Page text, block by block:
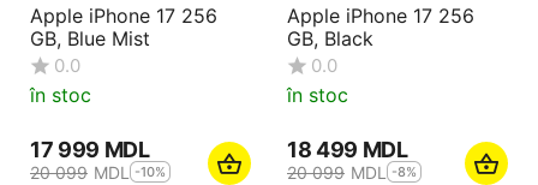
Apple iPhone 17 256
GB, Blue Mist
0.0
în stoc
17 999 MDL
20 099 MDL -10%
Apple iPhone 17 256
GB, Black
0.0
în stoc
18 499 MDL
20 099 MDL -8%